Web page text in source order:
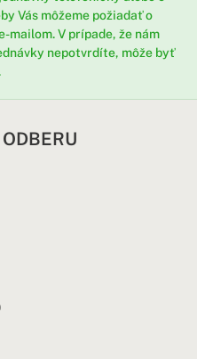
Vás môžeme požiadať o
mailom. V prípade, že nám
nepotvrdíte, môže byť